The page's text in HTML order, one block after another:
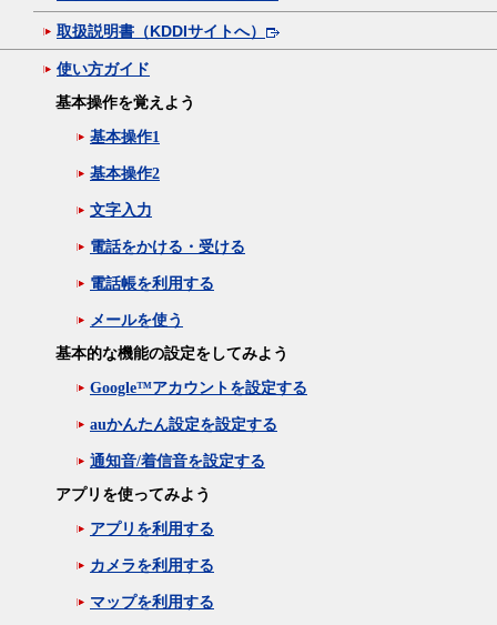
取扱説明書（KDDIサイトへ）
使い方ガイド
基本操作を覚えよう
基本操作1
基本操作2
文字入力
電話をかける・受ける
電話帳を利用する
メールを使う
基本的な機能の設定をしてみよう
Google™アカウントを設定する
auかんたん設定を設定する
通知音/着信音を設定する
アプリを使ってみよう
アプリを利用する
カメラを利用する
マップを利用する